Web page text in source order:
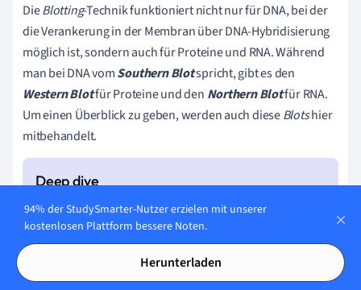
DieBlotting-Technik funktioniert nicht nur für DNA, bei der
die Verankerung in der Membran über DNA-Hybridisierung
möglich ist, sondern auch für Proteine und RNA. Während
man bei DNA vomSouthern Blotspricht, gibt es den
WesternBlotfür Proteine und den Northern Blotfür RNA.
Um einen Überblick zu geben, werden auch dieseBlotshier
mitbehandelt.
Die Methode desBlottingwurde von dem
Molekularbiologen und Biochemiker Edwin Southern
das Prinzip, das Elektrophoresesegel zu zerhacken,
94% der StudySmarter-Nutzer erzielen mit unserer
kostenlosen Plattform bessere Noten.
Herunterladen